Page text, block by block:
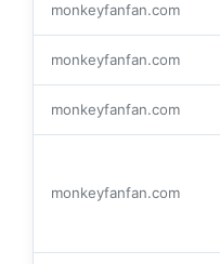
monkeyfanfan.com
monkeyfanfan.com
monkeyfanfan.com
monkeyfanfan.com